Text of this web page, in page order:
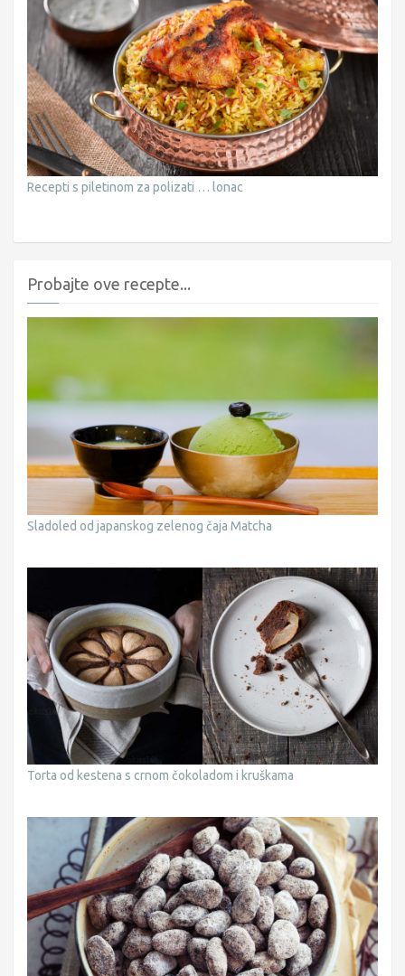
Recepti s piletinom za polizati … lonac
Probajte ove recepte...
Sladoled od japanskog zelenog čaja Matcha
Torta od kestena s crnom čokoladom i kruškama